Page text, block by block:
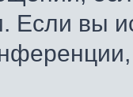
Если вы